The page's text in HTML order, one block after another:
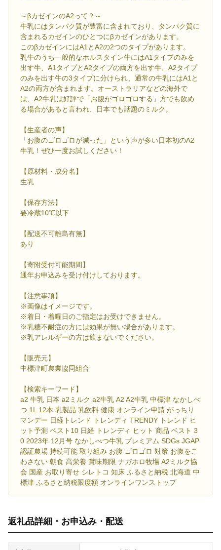
～βカゼインのA2って？～
牛乳にはタンパク質が豊富に含まれており、タンパク質に
含まれるカゼインのひとつにβカゼインがあります。
このβカゼインにはA1とA2の2つのタイプがあります。
乳牛のうち一般的なホルスタイン牛にはA1タイプのみを
出す牛、A1タイプとA2タイプの両方を出す牛、A2タイプ
のみを出す牛の3タイプに分けられ、通常の牛乳にはA1と
A2の両方が含まれます。オーストラリアなどの海外で
は、A2牛乳は好評で「お腹がゴロゴロする」方でも飲め
る場合があると言われ、日本でも話題のミルク。
【生産者の声】
「お腹のゴロゴロが減った」という声が多い日本初のA2
牛乳！ぜひ一度お試しください！
【原材料・成分名】
生乳
【保存方法】
要冷蔵10℃以下
【配送不可離島有無】
あり
【寄附受付可能期間】
通年お申込みを受け付けしております。
【注意事項】
※画像はイメージです。
※着日・着曜日のご指定はお受けできません。
※乳糖不耐症の方には効果が無い場合があります。
※乳アレルギーの方は飲まないでください。
【販売元】
中標津町農業協同組合
【検索キーワード】
a2 牛乳 日本 a2ミルク a2牛乳 A2 A2牛乳 中標津 なかしべ
つ 1L 12本 乳製品 乳飲料 健康 オンライン申請 がっちり
マンデー 日経トレンド トレンディ TRENDY トレンド ヒ
ット予測 ベスト10 日経 トレンディ ヒット 商品 ベスト 3
0 2023年 12月号 なかしべつ牛乳 プレミアム SDGs JGAP
認証農場 持続可能 取り組み お腹 ゴロゴロ 対策 お腹をこ
わさない 朝食 高栄養 賞味期限 ナガホロ牧場 A2ミルク協
会 国産 お取り寄せ シレトコ 知床 ふるさと納税 北海道 中
標津 ふるさと納税限度額 オンラインワンストップ
返礼品詳細・お申込み・配送